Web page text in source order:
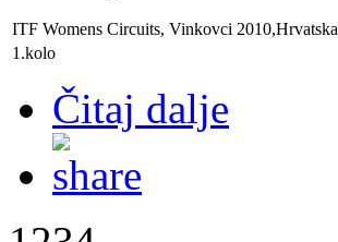
ITF Womens Circuits, Vinkovci 2010,Hrvatska
1.kolo
Čitaj dalje